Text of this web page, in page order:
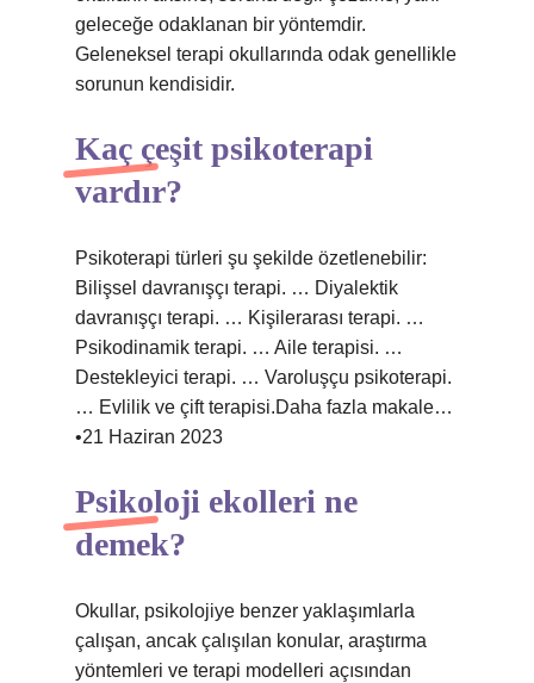
geleceğe odaklanan bir yöntemdir.
Geleneksel terapi okullarında odak genellikle
sorunun kendisidir.
Kaç çeşit psikoterapi
vardır?
Psikoterapi türleri şu şekilde özetlenebilir:
Bilişsel davranışçı terapi. … Diyalektik
davranışçı terapi. … Kişilerarası terapi. …
Psikodinamik terapi. … Aile terapisi. …
Destekleyici terapi. … Varoluşçu psikoterapi.
… Evlilik ve çift terapisi.Daha fazla makale…
•21 Haziran 2023
Psikoloji ekolleri ne
demek?
Okullar, psikolojiye benzer yaklaşımlarla
çalışan, ancak çalışılan konular, araştırma
yöntemleri ve terapi modelleri açısından